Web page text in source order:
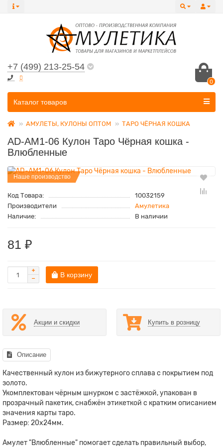
+7 (499) 213-25-54
0
Все категории
Каталог товаров
АМУЛЕТЫ, КУЛОНЫ ОПТОМ ТАРО ЧЁРНАЯ КОШКА
AD-AM1-06 Кулон Таро Чёрная кошка -
Влюбленные
Наше производство
Код Товара:
10032159
Производители
Амулетика
Наличие:
В наличии
81 ₽
В корзину
Акции и скидки Купить в розницу
Описание
Качественный кулон из бижутерного сплава с покрытием под
золото.
Укомплектован чёрным шнурком с застёжкой, упакован в
прозрачный пакетик, снабжён этикеткой с кратким описанием
значения карты таро.
Размер: 20x24мм.
Амулет "Влюбленные" помогает сделать правильный выбор,